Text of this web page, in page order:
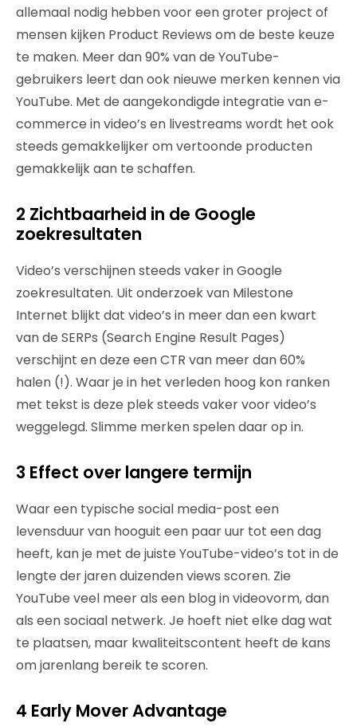
allemaal nodig hebben voor een groter project of
mensen kijken Product Reviews om de beste keuze
te maken. Meer dan 90% van de YouTube-
gebruikers leert dan ook nieuwe merken kennen via
YouTube. Met de aangekondigde integratie van e-
commerce in video’s en livestreams wordt het ook
steeds gemakkelijker om vertoonde producten
gemakkelijk aan te schaffen.
2 Zichtbaarheid in de Google
zoekresultaten
Video’s verschijnen steeds vaker in Google
zoekresultaten. Uit onderzoek van Milestone
Internet blijkt dat video’s in meer dan een kwart
van de SERPs (Search Engine Result Pages)
verschijnt en deze een CTR van meer dan 60%
halen (!). Waar je in het verleden hoog kon ranken
met tekst is deze plek steeds vaker voor video’s
weggelegd. Slimme merken spelen daar op in.
3 Effect over langere termijn
Waar een typische social media-post een
levensduur van hooguit een paar uur tot een dag
heeft, kan je met de juiste YouTube-video’s tot in de
lengte der jaren duizenden views scoren. Zie
YouTube veel meer als een blog in videovorm, dan
als een sociaal netwerk. Je hoeft niet elke dag wat
te plaatsen, maar kwaliteitscontent heeft de kans
om jarenlang bereik te scoren.
4 Early Mover Advantage